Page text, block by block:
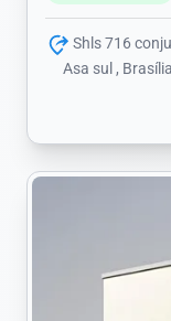
Shls 716
Asa sul ,